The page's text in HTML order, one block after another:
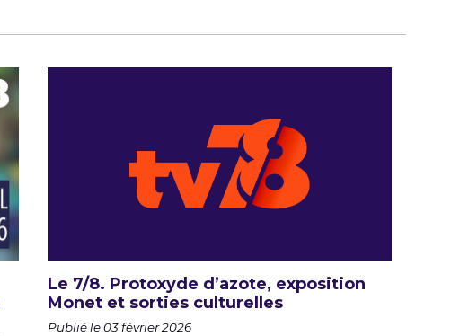
Le 7/8. Protoxyde d’azote, exposition
Monet et sorties culturelles
Publié le 03 février 2026